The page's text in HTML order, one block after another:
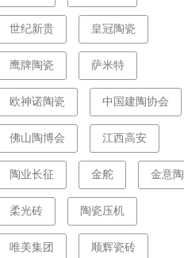
世纪新贵 皇冠陶瓷
鹰牌陶瓷 萨米特
欧神诺陶瓷 中国建陶协会
佛山陶博会 江西高安
陶业长征 金舵 金意陶
柔光砖 陶瓷压机
唯美集团 顺辉瓷砖